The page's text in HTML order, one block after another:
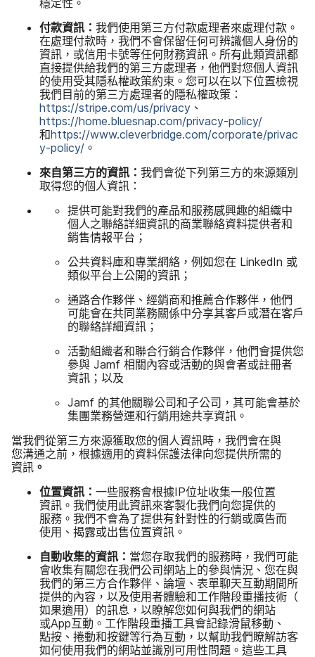
穩定性。
付款​資訊： 我們​使用​第三​方​付款​處理​者​來​處理​付款。​
在​處理​付款​時，​我們​不會​保留​任何​可​辨識​個​人​身份​的​
資訊，​或​信用​卡號​等​任何​財務​資訊。​所有​此​類​資訊​都​
直接​提供​給​我們​的​第三方​處理​者，​他們​對​您​個​人​資訊​
的​使用​受​其​隱​私權​政策​約束。​您可以​在​以下​位置​檢視​
我們​目前​的​第三方​處理​者​的​隱私權​政策：
https://stripe.com/us/privacy 、
https://home.bluesnap.com/privacy-policy/
和https://www.cleverbridge.com/corporate/privac
y-policy/ 。
來自​第三方​的​資訊： 我們​會​從​下列​第三方​的​來源​類別​
取得您​的​個人​資訊：
提供​可能​對​我們​的​產品​和​服務​感興趣​的​組織​中​
個人​之​聯絡​詳細​資訊​的​商業​聯絡​資料​提供​者​和​
銷售​情​報​平​台；
公共​資料庫​和​專業​網絡，​例如​您​在 LinkedIn 或​
類似​平​台上​公開​的​資訊​；
通路​合作​夥伴、​經銷商​和​推薦​合作​夥伴，​他們​
可能​會​在​共同​業務​關係​中分享​其​客戶​或​潛在​客戶​
的​聯絡​詳細​資訊​；
活動​組織​者​和​聯合​行銷​合作​夥伴，​他們​會​提供​您​
參與 Jamf 相關​內容​或​活動​的​與會者​或​註冊​者​
資訊；​以及
Jamf 的​其他​關聯​公司​和子​公司，​其​可能​會​基於​
集團​業務​營運​和​行​銷用​途​共​享​資訊。
當​我們​從​第三​方​來源​獲​取您​的​個人​資訊​時，​我們​會​在​與​
您溝通​之​前，​根據​適用​的​資料​保護​法律​向​您​提供​所​需​的​
資訊 。
位置​資訊： 一些​服務會​根據IP位​址收集一般​位置​
資訊。​我們​使用​此​資訊來​客製化​我們​向​您​提供​的​
服務。​我們​不會​為了​提供​有​針對性​的​行銷​或​廣告​而​
使用、​揭露​或​出售​位置​資訊。
自動​收集​的​資訊： 當您​存取​我們​的​服務​時，​我們​可能​
會​收集​有關​您​在​我們​公司​網站​上​的​參與​情況、​您在​與​
我們​的​第三​方​合作​夥伴、​論壇、​表單​聊天​互動​期間​所​
提供​的​內容，​以及​使用​者​體驗​和​工作​階段​重播​技術（​
如果​適用​）​的​訊息，​以​瞭解您​如何​與​我們​的​網站​
或App互動。​工作​階段​重播​工具會​記錄​滑鼠​移動、​
點按、​捲動​和​按鍵​等​行為​互動，​以​幫助​我們​瞭解訪客​
如何​使用​我們​的​網站​並​識別​可用性​問題。​這些​工具​